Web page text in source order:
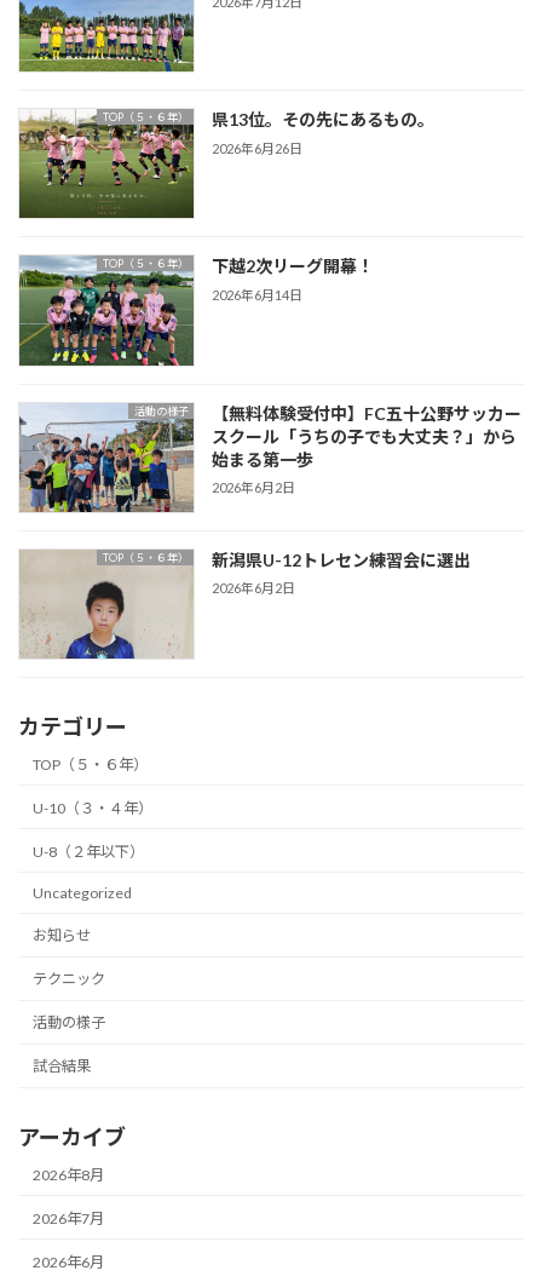
TOP（５・６年） 県13位。その先にあるもの。
2026年6月26日
TOP（５・６年） 下越2次リーグ開幕！
2026年6月14日
活動の様子
【無料体験受付中】FC五十公野サッカー
スクール「うちの子でも大丈夫？」から
始まる第一歩
2026年6月2日
TOP（５・６年） 新潟県U-12トレセン練習会に選出
2026年6月2日
カテゴリー
TOP（５・６年）
U-10（３・４年）
U-8（２年以下）
Uncategorized
お知らせ
テクニック
活動の様子
試合結果
アーカイブ
2026年8月
2026年7月
2026年6月